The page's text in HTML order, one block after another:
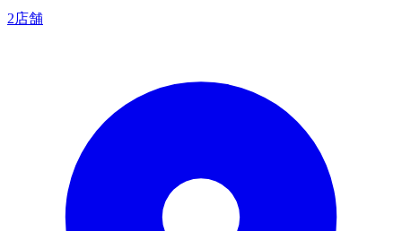
2店舗